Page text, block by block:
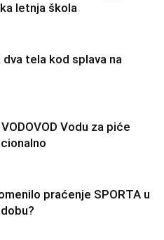
letnja škola
tela kod splava na
Vodu za piće
praćenje SPORTA u